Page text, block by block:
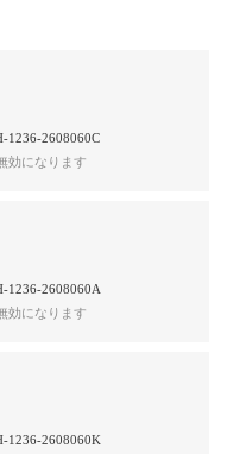
1236-2608060C
効になります
1236-2608060A
効になります
1236-2608060K